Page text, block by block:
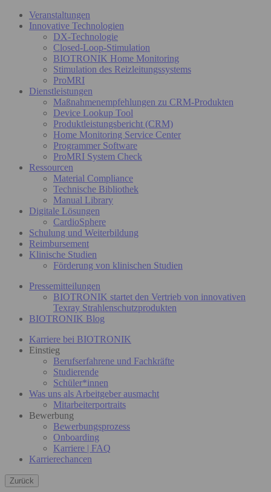
Veranstaltungen
Innovative Technologien
DX-Technologie
Closed-Loop-Stimulation
BIOTRONIK Home Monitoring
Stimulation des Reizleitungssystems
ProMRI
Dienstleistungen
Maßnahmenempfehlungen zu CRM-Produkten
Device Lookup Tool
Produktleistungsbericht (CRM)
Home Monitoring Service Center
Programmer Software
ProMRI System Check
Ressourcen
Material Compliance
Technische Bibliothek
Manual Library
Digitale Lösungen
CardioSphere
Schulung und Weiterbildung
Reimbursement
Klinische Studien
Förderung von klinischen Studien
Pressemitteilungen
BIOTRONIK startet den Vertrieb von innovativen
Texray Strahlenschutzprodukten
BIOTRONIK Blog
Karriere bei BIOTRONIK
Einstieg
Berufserfahrene und Fachkräfte
Studierende
Schüler*innen
Was uns als Arbeitgeber ausmacht
Mitarbeiterportraits
Bewerbung
Bewerbungsprozess
Onboarding
Karriere | FAQ
Karrierechancen
Zurück